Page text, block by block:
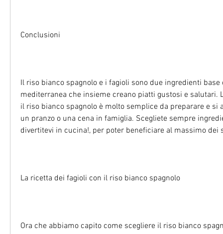
Conclusioni
Il riso bianco spagnolo e i fagioli sono due ingredienti
mediterranea che insieme creano piatti gustosi e salutari.
il riso bianco spagnolo è molto semplice da preparare e si
un pranzo o una cena in famiglia. Scegliete sempre
divertitevi in cucina!, per poter beneficiare al massimo dei
La ricetta dei fagioli con il riso bianco spagnolo
Ora che abbiamo capito come scegliere il riso bianco